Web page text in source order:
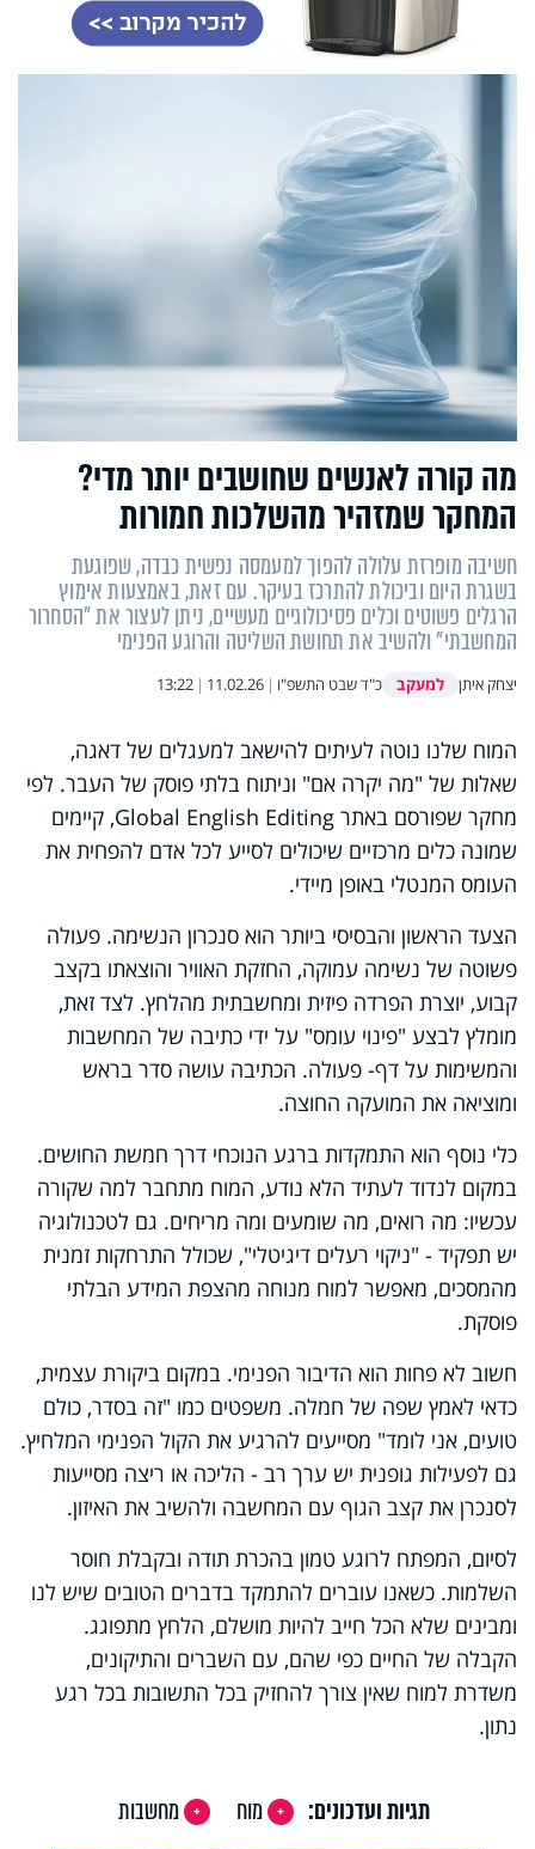
מה קורה לאנשים שחושבים יותר מדי?
המחקר שמזהיר מהשלכות חמורות
חשיבה מופרזת עלולה להפוך למעמסה נפשית כבדה, שפוגעת
בשגרת היום וביכולת להתרכז בעיקר. עם זאת, באמצעות אימוץ
הרגלים פשוטים וכלים פסיכולוגיים מעשיים, ניתן לעצור את "הסחרור
המחשבתי" ולהשיב את תחושת השליטה והרוגע הפנימי
יצחק איתן למעקב כ"ד שבט התשפ"ו |
11.02.26
|
13:22
המוח שלנו נוטה לעיתים להישאב למעגלים של דאגה,
שאלות של "מה יקרה אם" וניתוח בלתי פוסק של העבר. לפי
מחקר שפורסם באתר Global English Editing, קיימים
שמונה כלים מרכזיים שיכולים לסייע לכל אדם להפחית את
העומס המנטלי באופן מיידי.
הצעד הראשון והבסיסי ביותר הוא סנכרון הנשימה. פעולה
פשוטה של נשימה עמוקה, החזקת האוויר והוצאתו בקצב
קבוע, יוצרת הפרדה פיזית ומחשבתית מהלחץ. לצד זאת,
מומלץ לבצע "פינוי עומס" על ידי כתיבה של המחשבות
והמשימות על דף- פעולה. הכתיבה עושה סדר בראש
ומוציאה את המועקה החוצה.
כלי נוסף הוא התמקדות ברגע הנוכחי דרך חמשת החושים.
במקום לנדוד לעתיד הלא נודע, המוח מתחבר למה שקורה
עכשיו: מה רואים, מה שומעים ומה מריחים. גם לטכנולוגיה
יש תפקיד - "ניקוי רעלים דיגיטלי", שכולל התרחקות זמנית
מהמסכים, מאפשר למוח מנוחה מהצפת המידע הבלתי
פוסקת.
חשוב לא פחות הוא הדיבור הפנימי. במקום ביקורת עצמית,
כדאי לאמץ שפה של חמלה. משפטים כמו "זה בסדר, כולם
טועים, אני לומד" מסייעים להרגיע את הקול הפנימי המלחיץ.
גם לפעילות גופנית יש ערך רב - הליכה או ריצה מסייעות
לסנכרן את קצב הגוף עם המחשבה ולהשיב את האיזון.
לסיום, המפתח לרוגע טמון בהכרת תודה ובקבלת חוסר
השלמות. כשאנו עוברים להתמקד בדברים הטובים שיש לנו
ומבינים שלא הכל חייב להיות מושלם, הלחץ מתפוגג.
הקבלה של החיים כפי שהם, עם השברים והתיקונים,
משדרת למוח שאין צורך להחזיק בכל התשובות בכל רגע
נתון.
תגיות ועדכונים: מוח
מחשבות